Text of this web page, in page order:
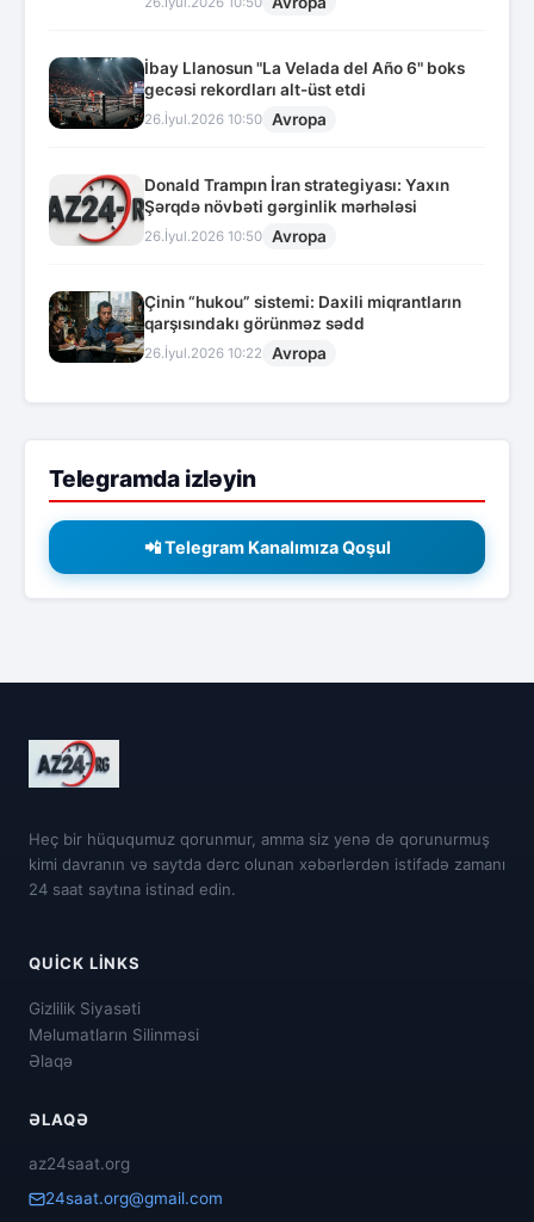
İbay Llanosun "La Velada del Año 6" boks
gecəsi rekordları alt-üst etdi
26.İyul.2026 10:50 Avropa
Donald Trampın İran strategiyası: Yaxın
Şərqdə növbəti gərginlik mərhələsi
26.İyul.2026 10:50 Avropa
Çinin “hukou” sistemi: Daxili miqrantların
qarşısındakı görünməz sədd
26.İyul.2026 10:22 Avropa
Telegramda izləyin
📲 Telegram Kanalımıza Qoşul
Heç bir hüququmuz qorunmur, amma siz yenə də qorunurmuş
kimi davranın və saytda dərc olunan xəbərlərdən istifadə zamanı
24 saat saytına istinad edin.
QUICK LINKS
Gizlilik Siyasəti
Məlumatların Silinməsi
Əlaqə
ƏLAQƏ
az24saat.org
24saat.org@gmail.com